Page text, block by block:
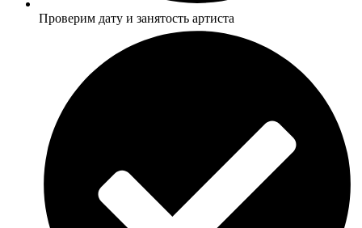
Проверим дату и занятость артиста